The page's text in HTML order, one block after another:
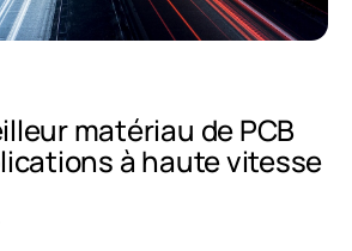
matériau de PCB
à haute vitesse